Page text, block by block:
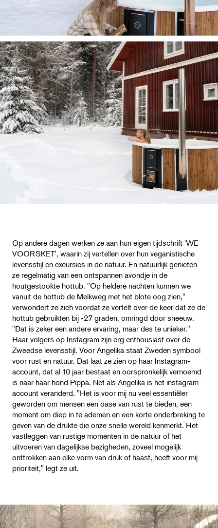
Op andere dagen werken ze aan hun eigen tijdschrift 'WE
VOORSKET', waarin zij vertellen over hun veganistische
levensstijl en excursies in de natuur. En natuurlijk genieten
ze regelmatig van een ontspannen avondje in de
houtgestookte hottub. "Op heldere nachten kunnen we
vanuit de hottub de Melkweg met het blote oog zien,"
verwondert ze zich voordat ze vertelt over de keer dat ze de
hottub gebruikten bij -27 graden, omringd door sneeuw.
"Dat is zeker een andere ervaring, maar des te unieker."
Haar volgers op Instagram zijn erg enthousiast over de
Zweedse levensstijl. Voor Angelika staat Zweden symbool
voor rust en natuur. Dat laat ze zien op haar Instagram-
account, dat al 10 jaar bestaat en oorspronkelijk vernoemd
is naar haar hond Pippa. Net als Angelika is het instagram-
account veranderd. "Het is voor mij nu veel essentiëler
geworden om mensen een oase van rust te bieden, een
moment om diep in te ademen en een korte onderbreking te
geven van de drukte die onze snelle wereld kenmerkt. Het
vastleggen van rustige momenten in de natuur of het
uitvoeren van dagelijkse bezigheden, zoveel mogelijk
onttrokken aan elke vorm van druk of haast, heeft voor mij
prioriteit," legt ze uit.